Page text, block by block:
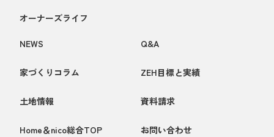
オーナーズライフ
NEWS
家づくりコラム
土地情報
Home＆nico総合TOP
Q&A
ZEH目標と実績
資料請求
お問い合わせ